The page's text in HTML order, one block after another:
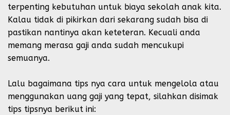
terpenting kebutuhan untuk biaya sekolah anak kita.
Kalau tidak di pikirkan dari sekarang sudah bisa di
pastikan nantinya akan keteteran. Kecuali anda
memang merasa gaji anda sudah mencukupi
semuanya.
Lalu bagaimana tips nya cara untuk mengelola atau
menggunakan uang gaji yang tepat, silahkan disimak
tips tipsnya berikut ini: